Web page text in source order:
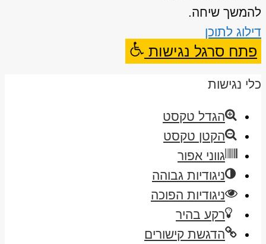
להמשך שיחה.
דילוג לתוכן
פתח סרגל נגישות
כלי נגישות
הגדל טקסט
הקטן טקסט
גווני אפור
ניגודיות גבוהה
ניגודיות הפוכה
רקע בהיר
הדגשת קישורים